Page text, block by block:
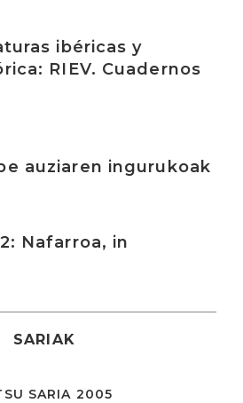
ibéricas y
RIEV. Cuadernos
auziaren ingurukoak
Nafarroa, in
SARIAK
SARIA 2005